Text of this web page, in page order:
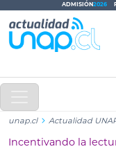
ADMISIÓN2026
unap.cl Actualidad
Incentivando la